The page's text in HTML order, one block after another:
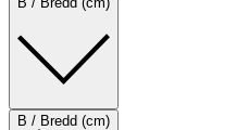
B / Bredd (cm)